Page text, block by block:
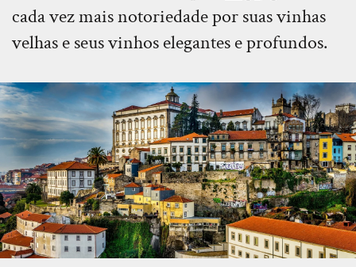
cada vez mais notoriedade por suas vinhas
velhas e seus vinhos elegantes e profundos.